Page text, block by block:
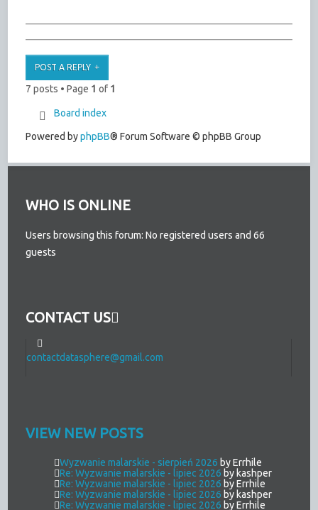
POST A REPLY
7 posts • Page 1 of 1
Board index
Powered byphpBB® Forum Software © phpBB Group
WHO IS ONLINE
Users browsing this forum: No registered users and 66
guests
CONTACT US
contactdatasphere@gmail.com
VIEW NEW POSTS
Wyzwanie malarskie - sierpień 2026 by Errhile
Re: Wyzwanie malarskie - lipiec 2026 by kashper
Re: Wyzwanie malarskie - lipiec 2026 by Errhile
Re: Wyzwanie malarskie - lipiec 2026 by kashper
Re: Wyzwanie malarskie - lipiec 2026 by Errhile